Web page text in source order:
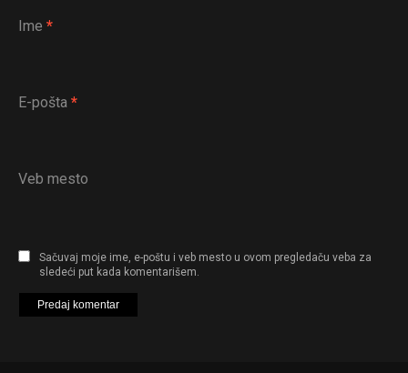
Ime *
E-pošta *
Veb mesto
Sačuvaj moje ime, e-poštu i veb mesto u ovom pregledaču veba za
sledeći put kada komentarišem.